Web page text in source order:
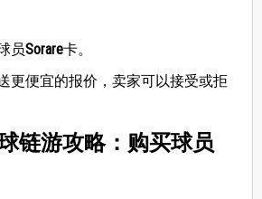
员Sorare卡。
更便宜的报价，卖家可以接受或拒
链游攻略：购买球员